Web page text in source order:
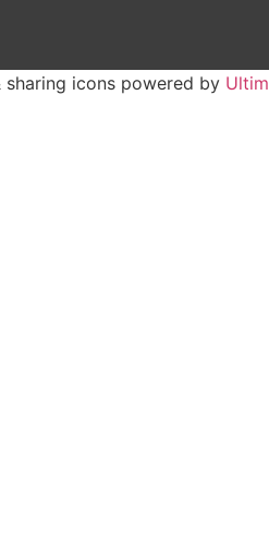
sharing icons powered by